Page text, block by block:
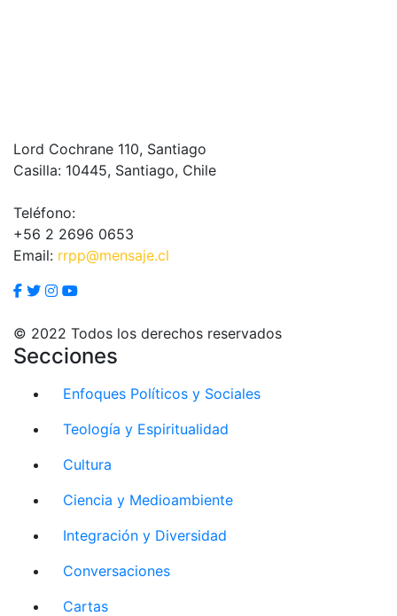
Lord Cochrane 110, Santiago
Casilla: 10445, Santiago, Chile
Teléfono:
+56 2 2696 0653
Email: rrpp@mensaje.cl
© 2022 Todos los derechos reservados
Secciones
Enfoques Políticos y Sociales
Teología y Espiritualidad
Cultura
Ciencia y Medioambiente
Integración y Diversidad
Conversaciones
Cartas